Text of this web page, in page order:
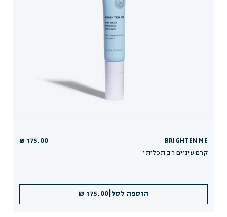
BRIGHTEN ME
קרם עיניים רב תכליתי
175.00 ₪
הוספה לסל 175.00 ₪